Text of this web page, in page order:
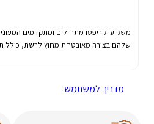
משקיעיקריפטומתחיליםומתקדמים
שלהםבצורהמאובטחת מחוץ לרשת,כולל
מדריך למשתמש